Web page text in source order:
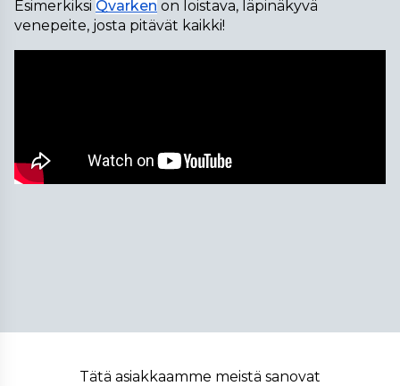
Esimerkiksi Qvarken on loistava, läpinäkyvä
venepeite, josta pitävät kaikki!
Tätä asiakkaamme meistä sanovat